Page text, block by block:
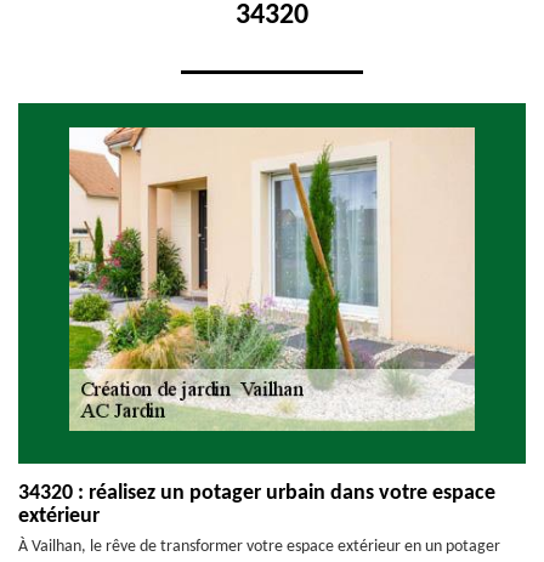
34320
34320 : réalisez un potager urbain dans votre espace
extérieur
À Vailhan, le rêve de transformer votre espace extérieur en un potager